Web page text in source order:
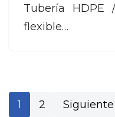
Tubería HDPE
flexible…
1 2 Siguiente